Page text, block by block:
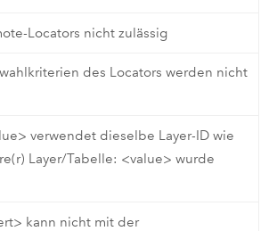
Locators nicht zulässig
des Locators werden nicht
verwendet dieselbe Layer-ID wie
Layer/Tabelle: <value> wurde
kann nicht mit der